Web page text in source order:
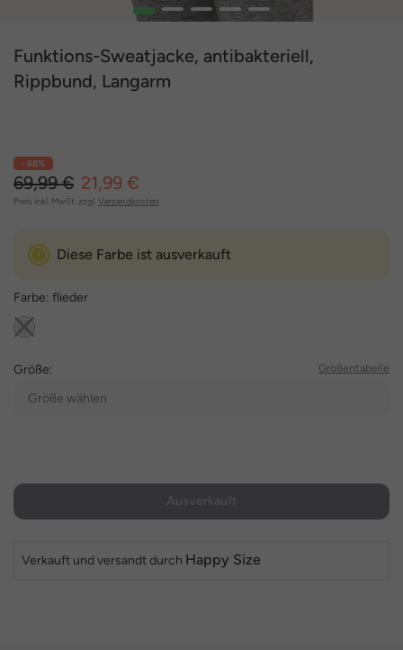
1 2 3 4 5
Funktions-Sweatjacke, antibakteriell,
Rippbund, Langarm
- 68%
69,99 € 21,99 €
Preis inkl. MwSt. zzgl. Versandkosten
Diese Farbe ist ausverkauft
Farbe: flieder
Größe: Größentabelle
Größe wählen
Verkauft und versandt durch Happy Size